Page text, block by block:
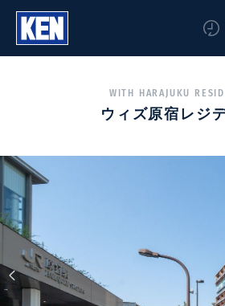
WITH HARAJUKU
ウィズ原宿レジ